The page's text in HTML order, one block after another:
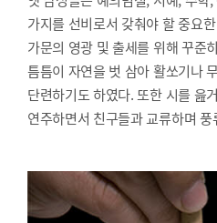
가지를 선비로서 갖춰야 할 중요
가문의 영광 및 출세를 위해 꾸준
틈틈이 자연을 벗 삼아 활쏘기나
단련하기도 하였다. 또한 시를 읊
연주하면서 친구들과 교류하며